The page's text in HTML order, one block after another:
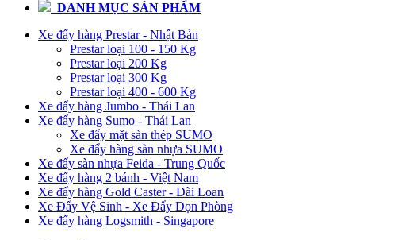
DANH MỤC SẢN PHẨM
Xe đẩy hàng Prestar - Nhật Bản
Prestar loại 100 - 150 Kg
Prestar loại 200 Kg
Prestar loại 300 Kg
Prestar loại 400 - 600 Kg
Xe đẩy hàng Jumbo - Thái Lan
Xe đẩy hàng Sumo - Thái Lan
Xe đẩy mặt sàn thép SUMO
Xe đẩy hàng sàn nhựa SUMO
Xe đẩy sàn nhựa Feida - Trung Quốc
Xe đẩy hàng 2 bánh - Việt Nam
Xe đẩy hàng Gold Caster - Đài Loan
Xe Đẩy Vệ Sinh - Xe Đẩy Dọn Phòng
Xe đẩy hàng Logsmith - Singapore